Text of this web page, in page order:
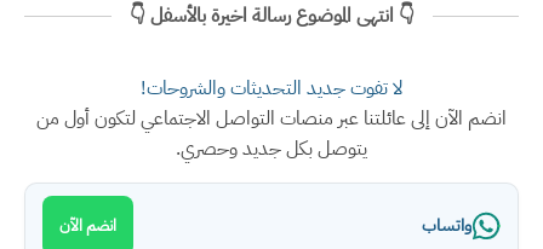
👇 انتهى الموضوع رسالة اخيرة بالأسفل 👇
لا تفوت جديد التحديثات والشروحات!
انضم الآن إلى عائلتنا عبر منصات التواصل الاجتماعي لتكون أول من
يتوصل بكل جديد وحصري.
واتساب انضم الآن